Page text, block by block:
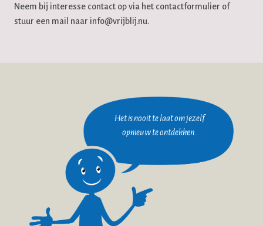
Neem bij interesse contact op via het contactformulier of
stuur een mail naar info@vrijblij.nu.
Het is nooit te laat om jezelf
opnieuw te ontdekken.